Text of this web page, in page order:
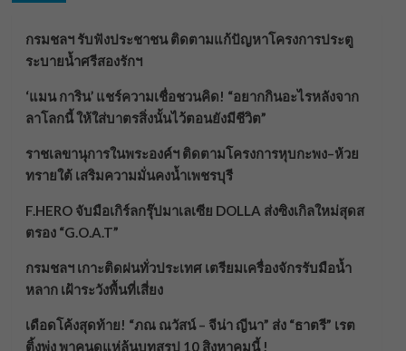
กรมชลฯ รับฟังประชาชน ติดตามแก้ปัญหาโครงการประตู
ระบายน้ำศรีสองรักฯ
‘แมน การิน’ แชร์ความเชื่อชวนคิด! “อยากกินอะไรหลังจาก
ลาโลกนี้ ให้ใส่บาตรสิ่งนั้นไว้ตอนยังมีชีวิต”
ราชเลขานุการในพระองค์ฯ ติดตามโครงการหุบกะพง–ห้วย
ทรายใต้ เสริมความมั่นคงน้ำเพชรบุรี
F.HERO จับมือเกิร์ลกรุ๊ปมาเลเซีย DOLLA ส่งซิงเกิลใหม่สุดส
ตรอง “G.O.A.T”
กรมชลฯ เกาะติดฝนทั่วประเทศ เตรียมเครื่องจักรรับมือน้ำ
หลาก เฝ้าระวังพื้นที่เสี่ยง
เดือดโค้งสุดท้าย! “ภณ ณวัสน์ – จีน่า ญีนา” ส่ง “ธาตรี” เรต
ติ้งพุ่ง พาคนดูแห่ลุ้นบทสรุป 10 สิงหาคมนี้ !